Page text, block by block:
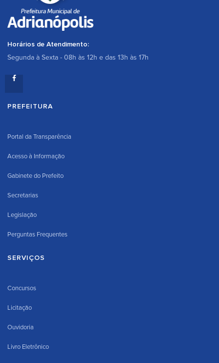
Horários de Atendimento:
Segunda à Sexta - 08h às 12h e das 13h às 17h
PREFEITURA
Portal da Transparência
Acesso à Informação
Gabinete do Prefeito
Secretarias
Legislação
Perguntas Frequentes
SERVIÇOS
Concursos
Licitação
Ouvidoria
Livro Eletrônico